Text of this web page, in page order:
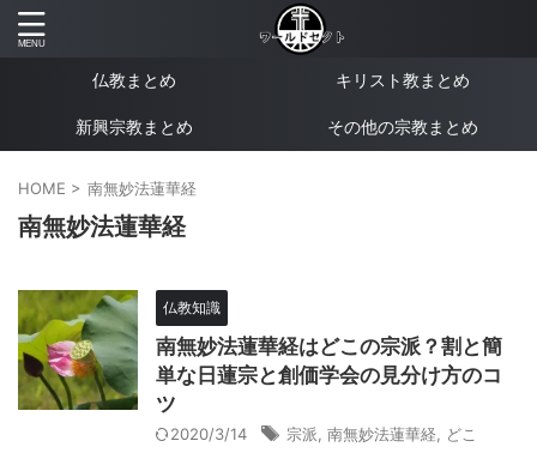
仏教まとめ キリスト教まとめ
新興宗教まとめ その他の宗教まとめ
HOME > 南無妙法蓮華経
南無妙法蓮華経
仏教知識
南無妙法蓮華経はどこの宗派？割と簡
単な日蓮宗と創価学会の見分け方のコ
ツ
2020/3/14 宗派 南無妙法蓮華経 どこ